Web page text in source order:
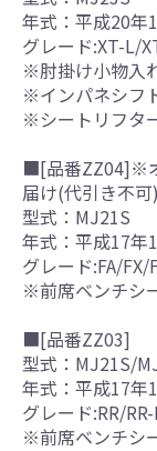
年式：平成20年
グレード:XT-L/
※肘掛け小物入
※インパネシフ
※シートリフタ
■[品番ZZ04]※
届け(代引き不可)
型式：MJ21S
年式：平成17年
グレード:FA/
※前席ベンチシ
■[品番ZZ03]
型式：MJ21S/
年式：平成17年
グレード:RR/
※前席ベンチシ